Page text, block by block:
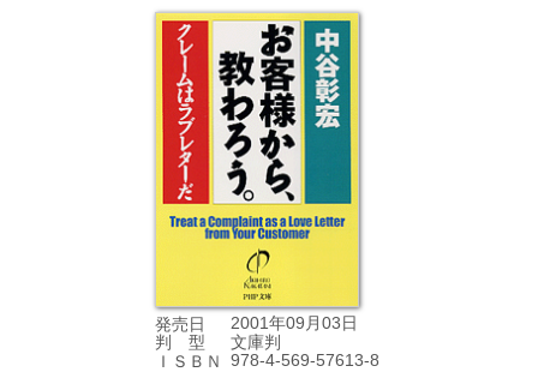
発売日
2001年09月03日
判 型
文庫判
ＩＳＢＮ
978-4-569-57613-8